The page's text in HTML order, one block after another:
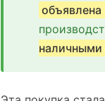
объявлена
наличными